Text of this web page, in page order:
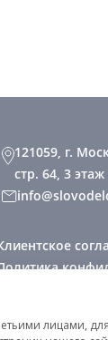
121059, г.
стр. 64, 3 этаж
лицами,